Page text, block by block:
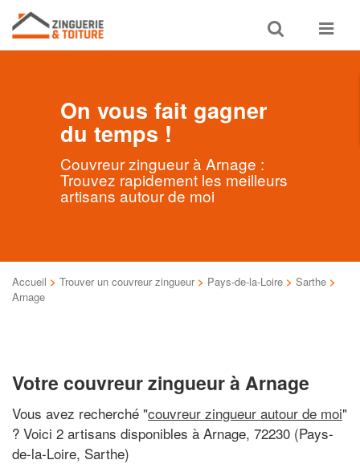
Toggle
search
Toggle
On vous fait gagner
du temps !
Couvreur zingueur à Arnage :
Trouvez rapidement les meilleurs
artisans autour de moi
Accueil > Trouver un couvreur zingueur > Pays-de-la-Loire > Sarthe >
Arnage
Votre couvreur zingueur à Arnage
Vous avez recherché "couvreur zingueur autour de moi"
? Voici 2 artisans disponibles à Arnage, 72230 (Pays-
de-la-Loire, Sarthe)